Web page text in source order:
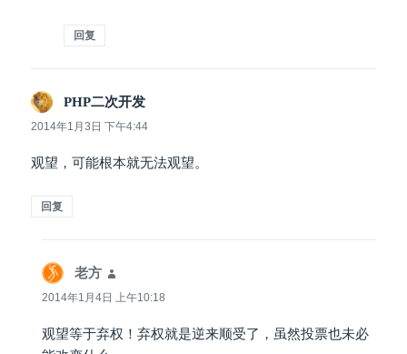
回复
PHP二次开发
道：
2014年1月3日 下午4:44
观望，可能根本就无法观望。
回复
老方
道：
2014年1月4日 上午10:18
观望等于弃权！弃权就是逆来顺受了，虽然投票也未必